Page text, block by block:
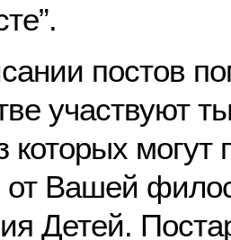
постов
участвуют
которых могут
от Вашей
Детей.